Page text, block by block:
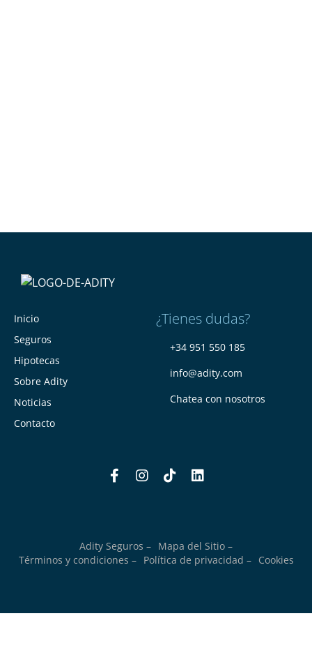
Inicio
Seguros
Hipotecas
Sobre Adity
Noticias
Contacto
¿Tienes dudas?
+34 951 550 185
info@adity.com
Chatea con nosotros
Adity Seguros – Mapa del Sitio –
Términos y condiciones –
Política de privacidad – Cookies